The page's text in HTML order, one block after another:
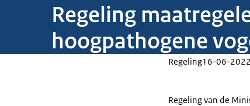
Regeling
hoogpathogene
Regeling16-06-2022
Regeling van de